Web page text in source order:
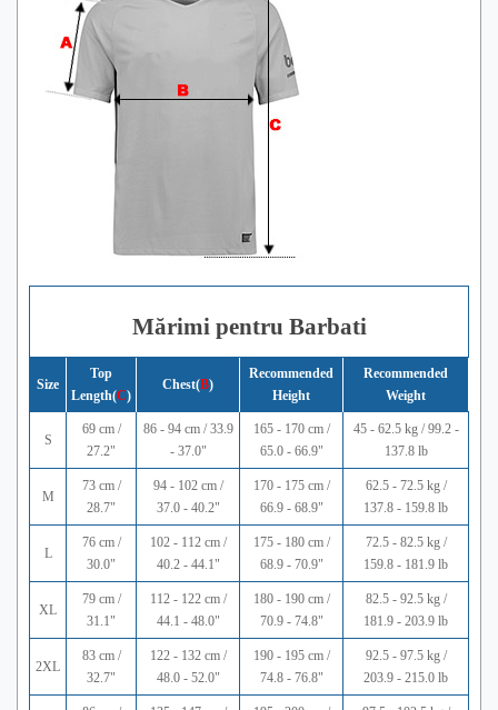
Mărimi pentru Barbati
Size
Top
Length(C)
Chest(B)
Recommended
Height
Recommended
Weight
S
69 cm /
27.2"
86 - 94 cm / 33.9
- 37.0"
165 - 170 cm /
65.0 - 66.9"
45 - 62.5 kg / 99.2 -
137.8 lb
M
73 cm /
28.7"
94 - 102 cm /
37.0 - 40.2"
170 - 175 cm /
66.9 - 68.9"
62.5 - 72.5 kg /
137.8 - 159.8 lb
L
76 cm /
30.0"
102 - 112 cm /
40.2 - 44.1"
175 - 180 cm /
68.9 - 70.9"
72.5 - 82.5 kg /
159.8 - 181.9 lb
XL
79 cm /
31.1"
112 - 122 cm /
44.1 - 48.0"
180 - 190 cm /
70.9 - 74.8"
82.5 - 92.5 kg /
181.9 - 203.9 lb
2XL
83 cm /
32.7"
122 - 132 cm /
48.0 - 52.0"
190 - 195 cm /
74.8 - 76.8"
92.5 - 97.5 kg /
203.9 - 215.0 lb